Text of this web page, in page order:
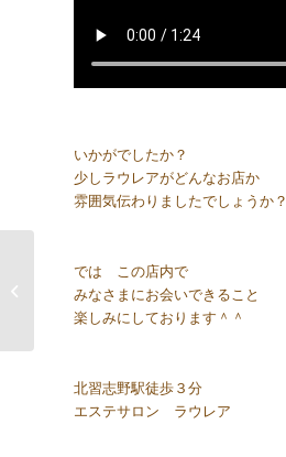
いかがでしたか？
少しラウレアがどんなお店か
雰囲気伝わりましたでしょうか？
では この店内で
みなさまにお会いできること
楽しみにしております＾＾
北習志野駅徒歩３分
エステサロン ラウレア
テスト